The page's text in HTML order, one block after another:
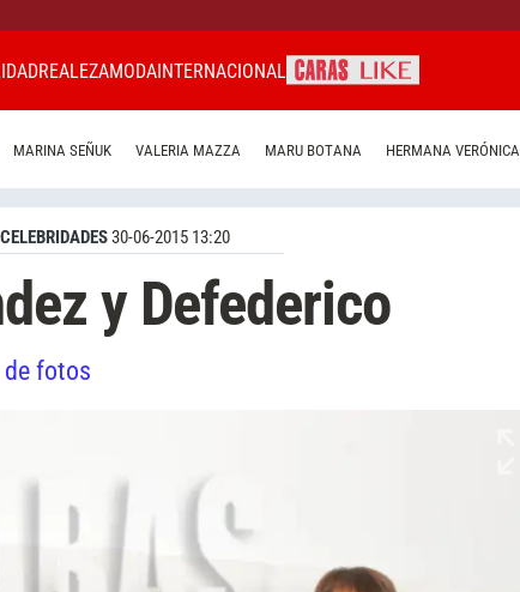
REALEZAMODAINTERNACIONAL
MARINA SEÑUK VALERIA MAZZA MARU BOTANA HERMANA VERÓNICA
CELEBRIDADES30-06-2015 13:20
y Defederico
de fotos